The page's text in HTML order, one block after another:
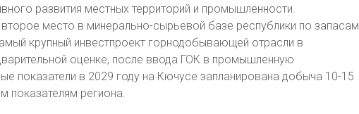
развития местных территорий и промышленности.
место в минерально-сырьевой базе республики по запасам
крупный инвестпроект горнодобывающей отрасли в
оценке, после ввода ГОК в промышленную
показатели в 2029 году на Кючусе запланирована добыча 10-15
показателям региона.